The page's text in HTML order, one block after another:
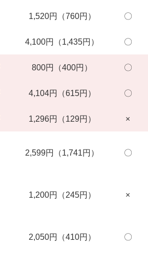
1,520円（760円） 〇
4,100円（1,435円） 〇
800円（400円） 〇
4,104円（615円） 〇
1,296円（129円） ×
2,599円（1,741円） 〇
1,200円（245円） ×
2,050円（410円） 〇